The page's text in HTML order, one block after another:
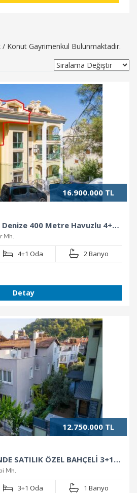
/ Konut Gayrimenkul Bulunmaktadır.
16.900.000 TL
Marmaris Siteler’de Denize 400 Metre Havuzlu 4+1 Lüks Dubleks Daire
Mh.
4+1 Oda 2 Banyo
Detay
12.750.000 TL
MARMARİS BELDİBİNDE SATILIK ÖZEL BAHÇELİ 3+1 TRİPLEKS
Mh.
3+1 Oda 1 Banyo